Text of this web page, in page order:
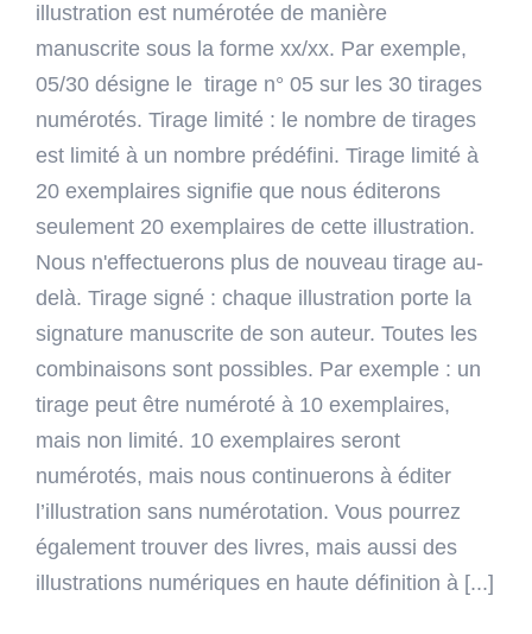
illustration est numérotée de manière
manuscrite sous la forme xx/xx. Par exemple,
05/30 désigne le tirage n° 05 sur les 30 tirages
numérotés. Tirage limité : le nombre de tirages
est limité à un nombre prédéfini. Tirage limité à
20 exemplaires signifie que nous éditerons
seulement 20 exemplaires de cette illustration.
Nous n'effectuerons plus de nouveau tirage au-
delà. Tirage signé : chaque illustration porte la
signature manuscrite de son auteur. Toutes les
combinaisons sont possibles. Par exemple : un
tirage peut être numéroté à 10 exemplaires,
mais non limité. 10 exemplaires seront
numérotés, mais nous continuerons à éditer
l’illustration sans numérotation. Vous pourrez
également trouver des livres, mais aussi des
illustrations numériques en haute définition à [...]